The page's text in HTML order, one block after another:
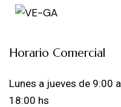
Horario Comercial
Lunes a jueves de 9:00 a
18:00 hs